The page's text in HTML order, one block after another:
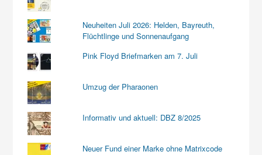
Neuheiten Juli 2026: Helden, Bayreuth,
Flüchtlinge und Sonnenaufgang
Pink Floyd Briefmarken am 7. Juli
Umzug der Pharaonen
Informativ und aktuell: DBZ 8/2025
Neuer Fund einer Marke ohne Matrixcode